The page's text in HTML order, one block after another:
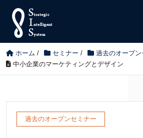
ホーム / セミナー / 過去のオープン
中小企業のマーケティングとデザイン
過去のオープンセミナー